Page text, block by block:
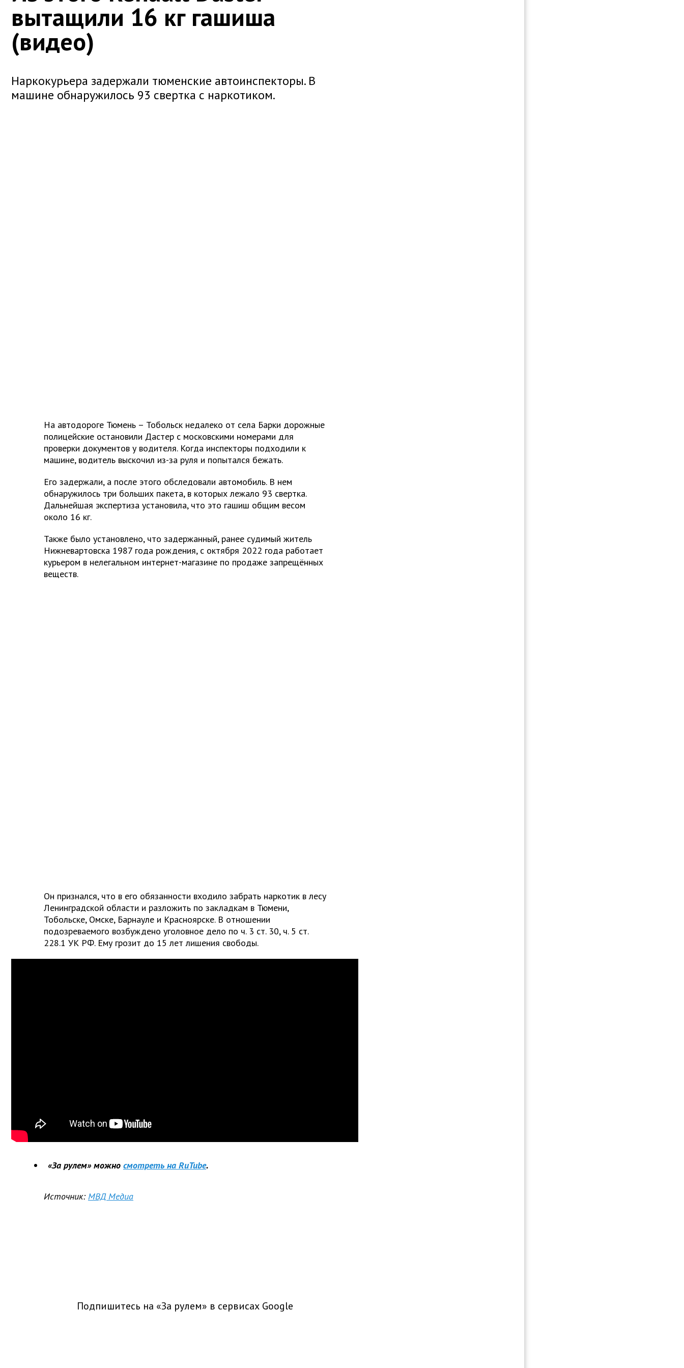
вытащили 16 кг гашиша
(видео)
Наркокурьера задержали тюменские автоинспекторы. В
машине обнаружилось 93 свертка с наркотиком.
На автодороге Тюмень – Тобольск недалеко от села Барки дорожные
полицейские остановили Дастер с московскими номерами для
проверки документов у водителя. Когда инспекторы подходили к
машине, водитель выскочил из-за руля и попытался бежать.
Его задержали, а после этого обследовали автомобиль. В нем
обнаружилось три больших пакета, в которых лежало 93 свертка.
Дальнейшая экспертиза установила, что это гашиш общим весом
около 16 кг.
Также было установлено, что задержанный, ранее судимый житель
Нижневартовска 1987 года рождения, с октября 2022 года работает
курьером в нелегальном интернет-магазине по продаже запрещённых
веществ.
Он признался, что в его обязанности входило забрать наркотик в лесу
Ленинградской области и разложить по закладкам в Тюмени,
Тобольске, Омске, Барнауле и Красноярске. В отношении
подозреваемого возбуждено уголовное дело по ч. 3 ст. 30, ч. 5 ст.
228.1 УК РФ. Ему грозит до 15 лет лишения свободы.
«За рулем» можно смотреть на RuTube.
Источник: МВД Медиа
Подпишитесь на «За рулем» в сервисах Google